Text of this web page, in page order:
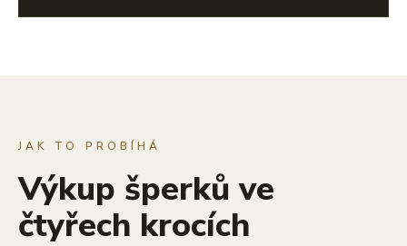
JAK TO PROBÍHÁ
Výkup šperků ve
čtyřech krocích